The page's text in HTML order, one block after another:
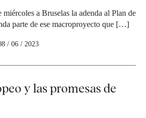
a Bruselas la adenda al Plan de
parte de ese macroproyecto que […]
/ 06 / 2023
y las promesas de